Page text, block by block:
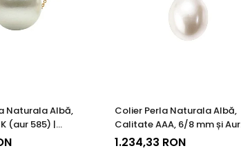
Naturala Albă,
(aur 585) |
Colier Perla Naturala Albă,
Calitate AAA, 6/8 mm și Aur
14K (aur 585) | KASKADDA®
1.234,33 RON